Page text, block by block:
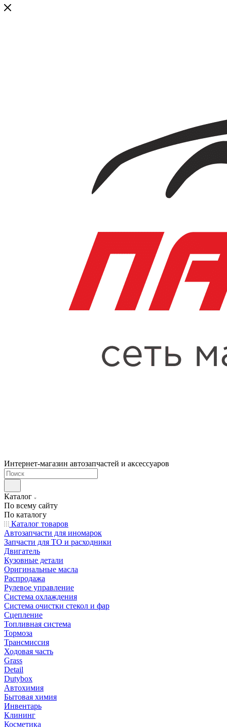
Интернет-магазин автозапчастей и аксессуаров
Каталог
По всему сайту
По каталогу
Каталог товаров
Автозапчасти для иномарок
Запчасти для ТО и расходники
Двигатель
Кузовные детали
Оригинальные масла
Распродажа
Рулевое управление
Система охлаждения
Система очистки стекол и фар
Сцепление
Топливная система
Тормоза
Трансмиссия
Ходовая часть
Grass
Detail
Dutybox
Автохимия
Бытовая химия
Инвентарь
Клининг
Косметика